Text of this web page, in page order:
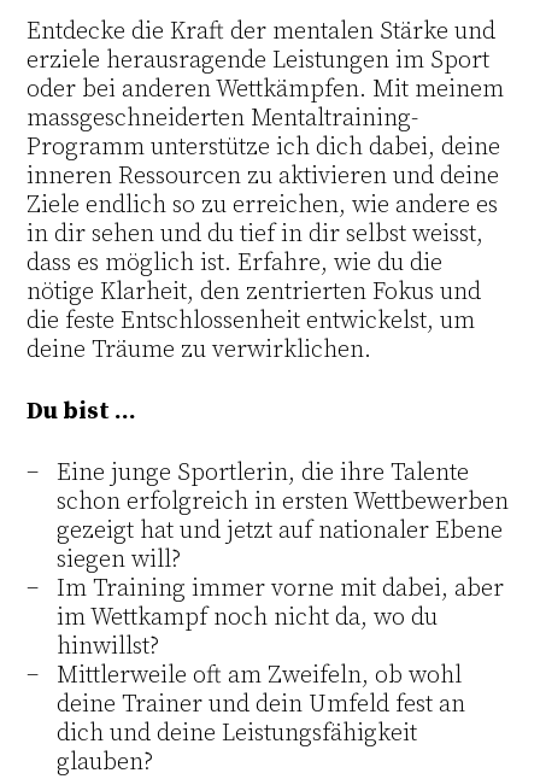
Entdecke die Kraft der mentalen Stärke und
erziele herausragende Leistungen im Sport
oder bei anderen Wettkämpfen. Mit meinem
massgeschneiderten Mentaltraining-
Programm unterstütze ich dich dabei, deine
inneren Ressourcen zu aktivieren und deine
Ziele endlich so zu erreichen, wie andere es
in dir sehen und du tief in dir selbst weisst,
dass es möglich ist. Erfahre, wie du die
nötige Klarheit, den zentrierten Fokus und
die feste Entschlossenheit entwickelst, um
deine Träume zu verwirklichen.
Du bist ...
Eine junge Sportlerin, die ihre Talente
schon erfolgreich in ersten Wettbewerben
gezeigt hat und jetzt auf nationaler Ebene
siegen will?
Im Training immer vorne mit dabei, aber
im Wettkampf noch nicht da, wo du
hinwillst?
Mittlerweile oft am Zweifeln, ob wohl
deine Trainer und dein Umfeld fest an
dich und deine Leistungsfähigkeit
glauben?